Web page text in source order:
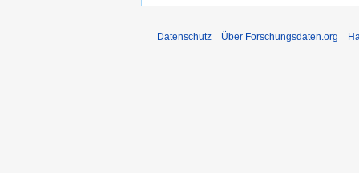
Datenschutz Über Forschungsdaten.org